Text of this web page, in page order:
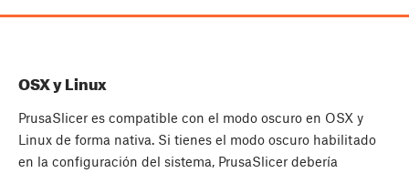
OSX y Linux
PrusaSlicer es compatible con el modo oscuro en OSX y
Linux de forma nativa. Si tienes el modo oscuro habilitado
en la configuración del sistema, PrusaSlicer debería